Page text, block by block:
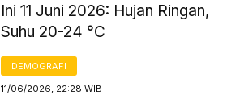
Ini 11 Juni 2026: Hujan Ringan,
Suhu 20-24 °C
DEMOGRAFI
11/06/2026, 22:28 WIB